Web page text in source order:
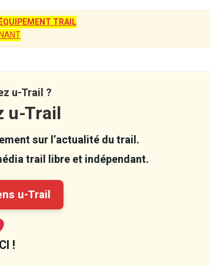
TRAIL
u-Trail ?
u-Trail
sur l’actualité du trail.
trail libre et indépendant.
u-Trail
!